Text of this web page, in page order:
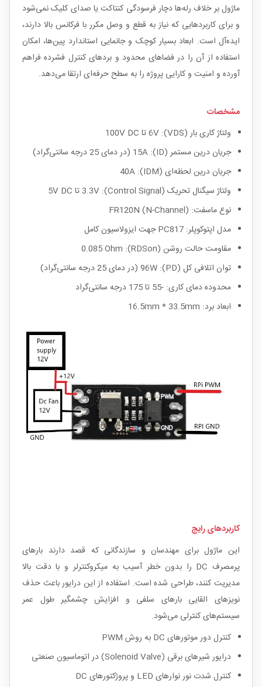
ماژول بر خلاف رله‌ها دچار فرسودگی کنتاکت یا صدای کلیک نمی‌شود
و برای کاربردهایی که نیاز به قطع و وصل مکرر با فرکانس بالا دارند،
ایده‌آل است. ابعاد بسیار کوچک و جانمایی استاندارد پین‌ها، امکان
استفاده از آن را در فضاهای محدود و بردهای کنترل فشرده فراهم
آورده و امنیت و کارایی پروژه را به سطح حرفه‌ای ارتقا می‌دهد.
مشخصات
ولتاژ کاری بار (VDS): 6V تا 100V DC
جریان درین مستمر (ID): 15A (در دمای 25 درجه سانتی‌گراد)
جریان درین لحظه‌ای (IDM): 40A
ولتاژ سیگنال تحریک (Control Signal): 3.3V تا 5V DC
نوع ماسفت: FR120N (N-Channel)
مدل اپتوکوپلر: PC817 جهت ایزولاسیون کامل
مقاومت حالت روشن (RDSon): 0.085 Ohm
توان اتلافی کل (PD): 96W (در دمای 25 درجه سانتی‌گراد)
محدوده دمای کاری: -55 تا 175 درجه سانتی‌گراد
ابعاد برد: 16.5mm * 33.5mm
کاربردهای رایج
این ماژول برای مهندسان و سازندگانی که قصد دارند بارهای
پرمصرف DC را بدون خطر آسیب به میکروکنترلر و با دقت بالا
مدیریت کنند، طراحی شده است. استفاده از این درایور باعث حذف
نویزهای القایی بارهای سلفی و افزایش چشمگیر طول عمر
سیستم‌های کنترلی می‌شود.
کنترل دور موتورهای DC به روش PWM
درایور شیرهای برقی (Solenoid Valve) در اتوماسیون صنعتی
کنترل شدت نور نوارهای LED و پروژکتورهای DC